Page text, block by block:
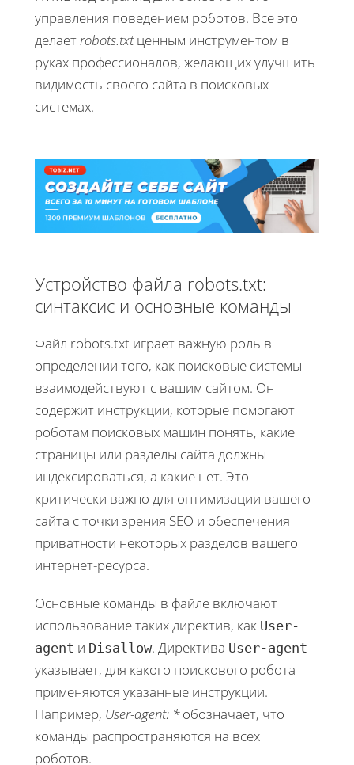
управления поведением роботов. Все это
делаетrobots.txtценным инструментом в
руках профессионалов, желающих улучшить
видимость своего сайта в поисковых
системах.
Устройство файла robots.txt:
синтаксис и основные команды
Файл robots.txt играет важную роль в
определении того, как поисковые системы
взаимодействуют с вашим сайтом. Он
содержит инструкции, которые помогают
роботам поисковых машин понять, какие
страницы или разделы сайта должны
индексироваться, а какие нет. Это
критически важно для оптимизации вашего
сайта с точки зрения SEO и обеспечения
приватности некоторых разделов вашего
интернет-ресурса.
Основные команды в файле включают
использование таких директив, как User-
agent и Disallow. Директива User-agent
указывает, для какого поискового робота
применяются указанные инструкции.
Например, User-agent: *обозначает, что
команды распространяются на всех
роботов.